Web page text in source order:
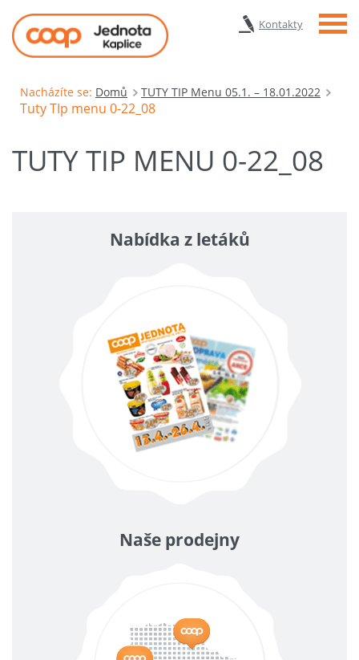
Kontakty Menu
Nacházíte se: Domů TUTY TIP Menu 05.1. – 18.01.2022
Tuty TIp menu 0-22_08
TUTY TIP MENU 0-22_08
Nabídka z letáků
Naše prodejny